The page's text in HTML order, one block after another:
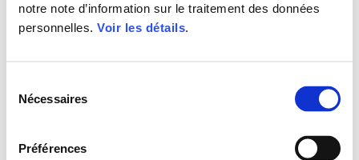
notre note d’information sur le traitement des données
personnelles. Voir les détails.
Nécessaires
Préférences